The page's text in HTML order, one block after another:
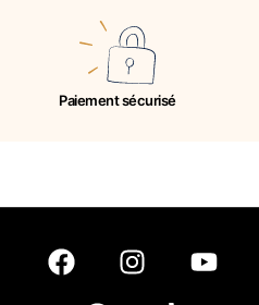
Paiement sécurisé